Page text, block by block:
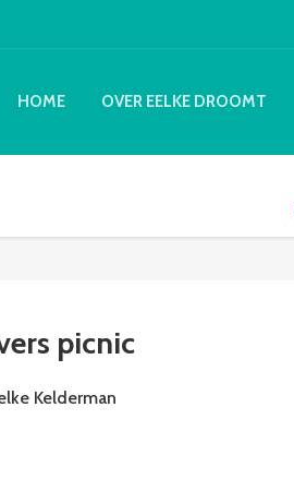
HOME OVER EELKE DROOMT
picnic
Kelderman